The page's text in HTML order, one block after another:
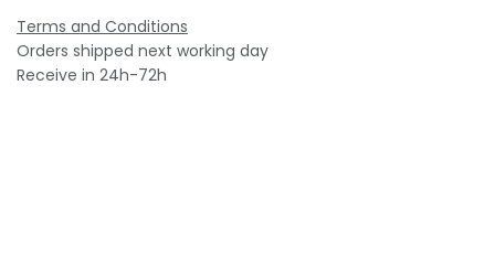
Terms and Conditions
Orders shipped next working day
Receive in 24h-72h